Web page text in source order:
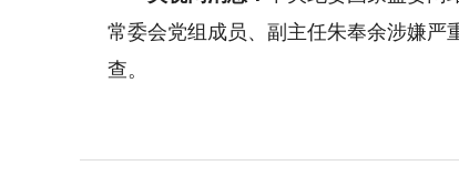
常委会党组成员、副主任朱奉余涉嫌严
查。